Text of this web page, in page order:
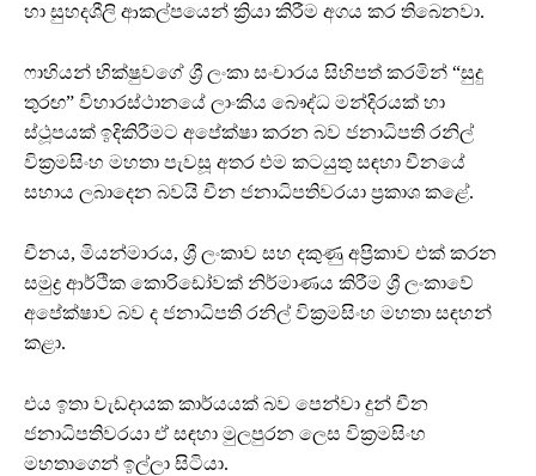
හා සුහදශීලි ආකල්පයෙන් ක්‍රියා කිරීම අගය කර තිබෙනවා.
ෆාහියන් භික්ෂුවගේ ශ්‍රී ලංකා සංචාරය සිහිපත් කරමින් “සුදු
තුරඟ” විහාරස්ථානයේ ලාංකිය බෞද්ධ මන්දිරයක් හා
ස්ථූපයක් ඉදිකිරීමට අපේක්ෂා කරන බව ජනාධිපති රනිල්
වික්‍රමසිංහ මහතා පැවසූ අතර එම කටයුතු සඳහා චීනයේ
සහාය ලබාදෙන බවයි චීන ජනාධිපතිවරයා ප්‍රකාශ කළේ.
චීනය, මියන්මාරය, ශ්‍රී ලංකාව සහ දකුණු අප්‍රිකාව එක් කරන
සමුද්‍ර ආර්ථික කොරිඩෝවක් නිර්මාණය කිරීම ශ්‍රී ලංකාවේ
අපේක්ෂාව බව ද ජනාධිපති රනිල් වික්‍රමසිංහ මහතා සඳහන්
කළා.
එය ඉතා වැඩදායක කාර්යයක් බව පෙන්වා දුන් චීන
ජනාධිපතිවරයා ඒ සඳහා මුලපුරන ලෙස වික්‍රමසිංහ
මහතාගෙන් ඉල්ලා සිටියා.